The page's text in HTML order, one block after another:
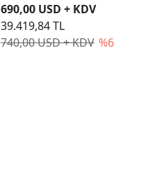
740,00 USD + KDV %6
690,00 USD + KDV
39.419,84 TL